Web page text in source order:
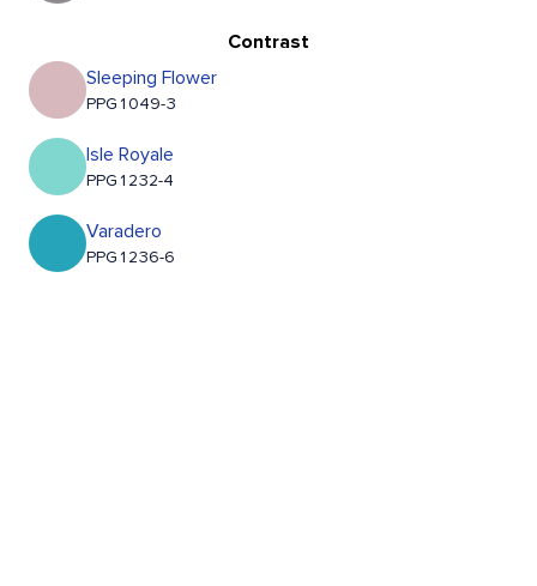
Contrast
Sleeping Flower
PPG1049-3
Isle Royale
PPG1232-4
Varadero
PPG1236-6